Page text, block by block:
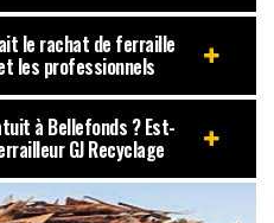
le rachat de ferraille
les professionnels
à Bellefonds ? Est-
GJ Recyclage